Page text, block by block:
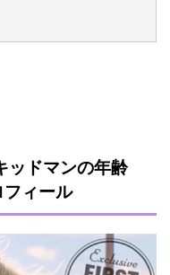
ッドマンの年齢
ィール